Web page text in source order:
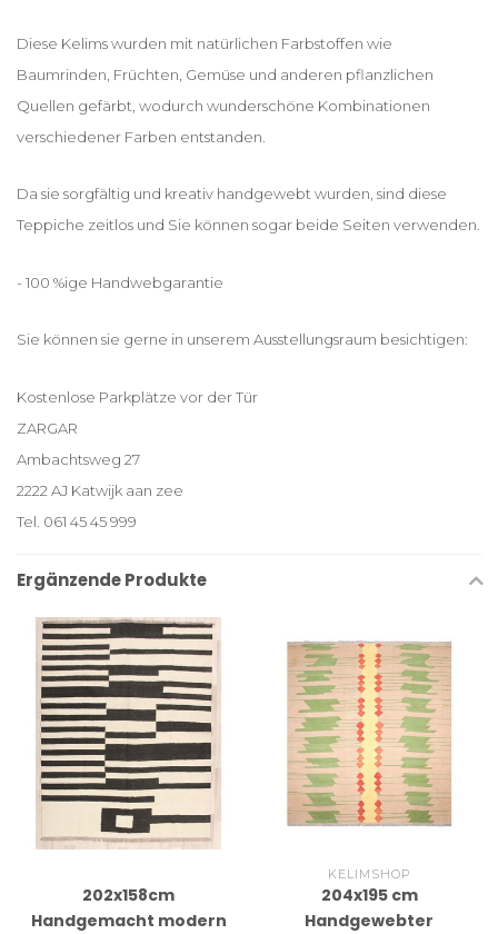
Diese Kelims wurden mit natürlichen Farbstoffen wie
Baumrinden, Früchten, Gemüse und anderen pflanzlichen
Quellen gefärbt, wodurch wunderschöne Kombinationen
verschiedener Farben entstanden.
Da sie sorgfältig und kreativ handgewebt wurden, sind diese
Teppiche zeitlos und Sie können sogar beide Seiten verwenden.
- 100 %ige Handwebgarantie
Sie können sie gerne in unserem Ausstellungsraum besichtigen:
Kostenlose Parkplätze vor der Tür
ZARGAR
Ambachtsweg 27
2222 AJ Katwijk aan zee
Tel. 061 45 45 999
Ergänzende Produkte
202x158cm
Handgemacht modern
KELIMSHOP
204x195 cm
Handgewebter